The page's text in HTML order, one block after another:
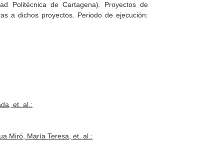
Politécnica de Cartagena). Proyectos de
a dichos proyectos. Periodo de ejecución:
et. al.:
Miró, María Teresa, et. al.: